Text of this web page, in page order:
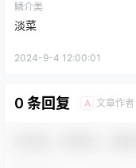
鳞介类
淡菜
2024-9-4 12:00:01
0 条回复 A 文章作者